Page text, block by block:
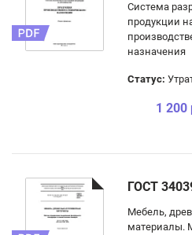
Система
продукции
назначения
Статус:
1 200
ГОСТ
Мебель,
материалы.